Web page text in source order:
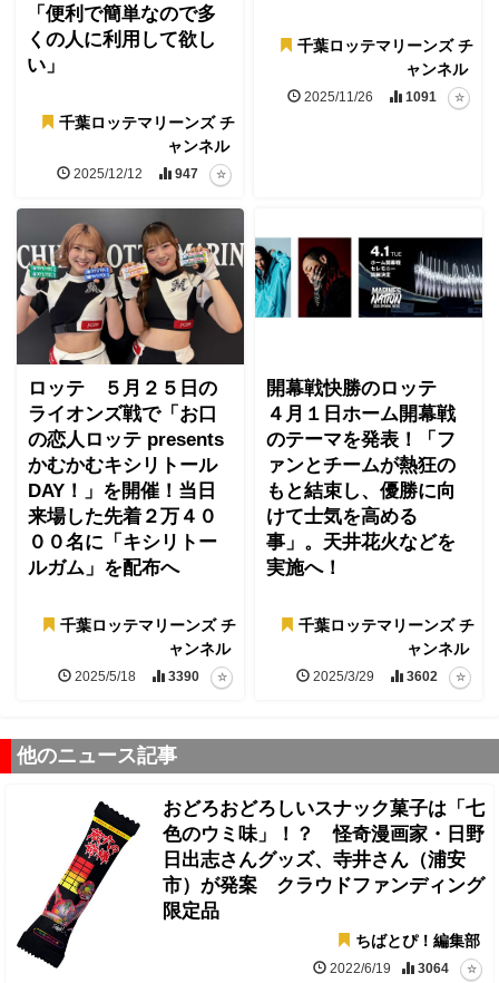
「便利で簡単なので多
くの人に利用して欲し
い」
千葉ロッテマリーンズ チ
ャンネル
2025/12/12 947
千葉ロッテマリーンズ チ
ャンネル
2025/11/26 1091
ロッテ ５月２５日の
ライオンズ戦で「お口
の恋人ロッテ presents
かむかむキシリトール
DAY！」を開催！当日
来場した先着２万４０
００名に「キシリトー
ルガム」を配布へ
千葉ロッテマリーンズ チ
ャンネル
2025/5/18 3390
開幕戦快勝のロッテ
４月１日ホーム開幕戦
のテーマを発表！「フ
ァンとチームが熱狂の
もと結束し、優勝に向
けて士気を高める
事」。天井花火などを
実施へ！
千葉ロッテマリーンズ チ
ャンネル
2025/3/29 3602
他のニュース記事
おどろおどろしいスナック菓子は「七
色のウミ味」！？ 怪奇漫画家・日野
日出志さんグッズ、寺井さん（浦安
市）が発案 クラウドファンディング
限定品
ちばとぴ！編集部
2022/6/19 3064